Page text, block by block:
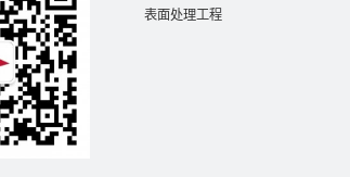
表面处理工程